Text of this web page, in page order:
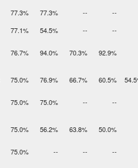
77.3% 77.3% -- --
77.1% 54.5% -- --
76.7% 94.0% 70.3% 92.9%
75.0% 76.9% 66.7% 60.5%
75.0% 75.0% -- --
75.0% 56.2% 63.8% 50.0%
75.0% -- -- --